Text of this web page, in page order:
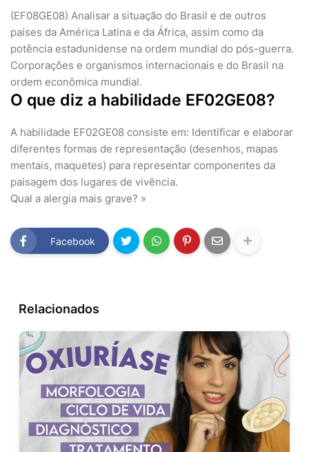
(EF08GE08) Analisar a situação do Brasil e de outros
países da América Latina e da África, assim como da
potência estadunidense na ordem mundial do pós-guerra.
Corporações e organismos internacionais e do Brasil na
ordem econômica mundial.
O que diz a habilidade EF02GE08?
A habilidade EF02GE08 consiste em: Identificar e elaborar
diferentes formas de representação (desenhos, mapas
mentais, maquetes) para representar componentes da
paisagem dos lugares de vivência.
Qual a alergia mais grave? »
Facebook
Relacionados